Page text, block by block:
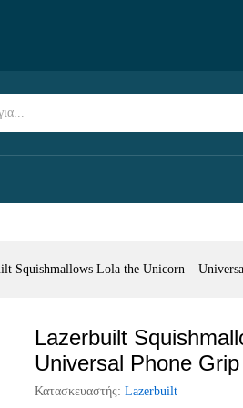
Squishmallows Lola the Unicorn –
Lazerbuilt
Universal Phone
Κατασκευαστής: Lazerbuilt